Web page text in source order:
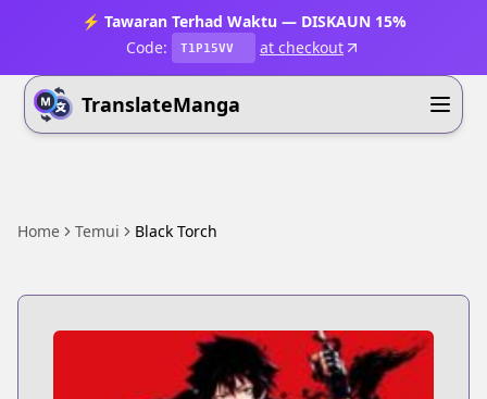
⚡ Tawaran Terhad Waktu — DISKAUN 15%
Code:
T1P15VV at checkout
TranslateManga
Home Temui Black Torch